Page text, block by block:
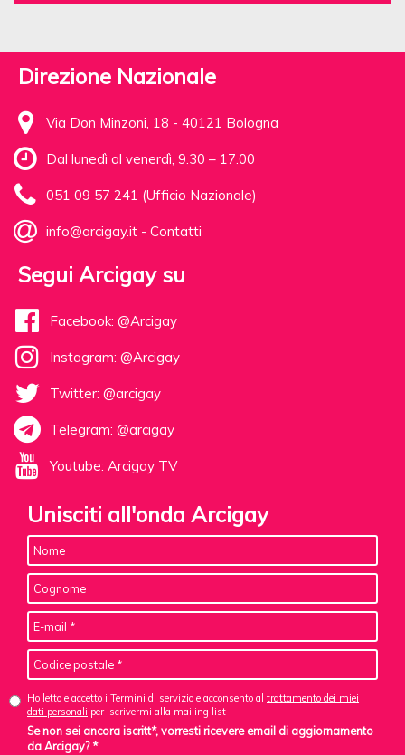
Direzione Nazionale
Via Don Minzoni, 18 - 40121 Bologna
Dal lunedì al venerdì, 9.30 – 17.00
051 09 57 241 (Ufficio Nazionale)
info@arcigay.it - Contatti
Segui Arcigay su
Facebook: @Arcigay
Instagram: @Arcigay
Twitter: @arcigay
Telegram: @arcigay
Youtube: Arcigay TV
Unisciti all'onda Arcigay
Ho letto e accetto i Termini di servizio e acconsento al trattamento dei miei
dati personali per iscrivermi alla mailing list
Se non sei ancora iscritt*, vorresti ricevere email di aggiornamento
da Arcigay? *